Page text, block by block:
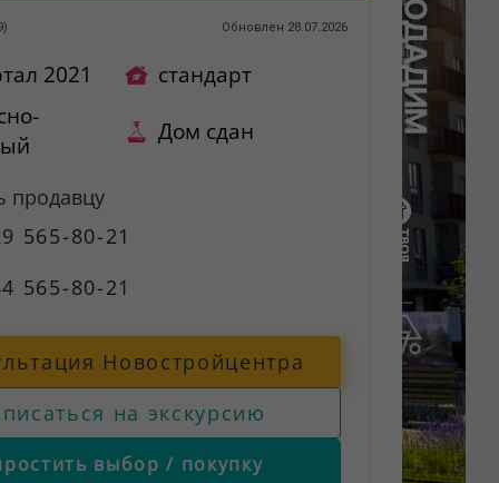
) Обновлен 28.07.2026
2021
стандарт
Дом сдан
продавцу
565-80-21
565-80-21
Новостройцентра
на экскурсию
выбор / покупку